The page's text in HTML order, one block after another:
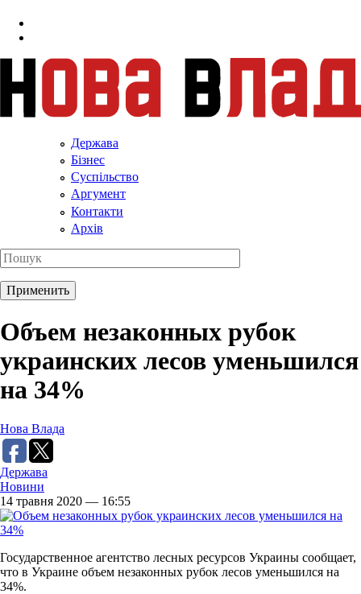
Держава
Бізнес
Суспільство
Аргумент
Контакти
Архів
Объем незаконных рубок
украинских лесов уменьшился
на 34%
Нова Влада
Держава
Новини
14 травня 2020 — 16:55
Государственное агентство лесных ресурсов Украины сообщает,
что в Украине объем незаконных рубок лесов уменьшился на
34%.